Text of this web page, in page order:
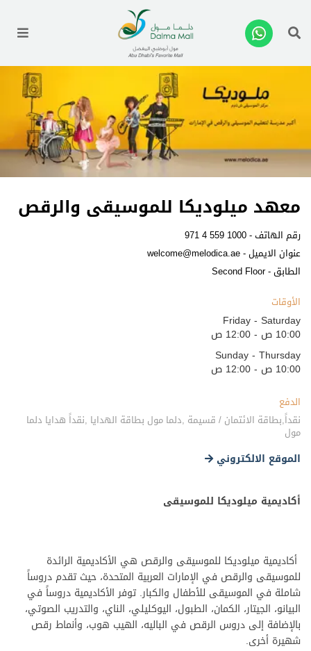
معهد ميلوديكا للموسيقى والرقص
رقم الهاتف -971 4 559 1000
عنوان الايميل -welcome@melodica.ae
الطابق - Second Floor
الأوقات
Friday - Saturday
10:00 ص - 12:00 ص
Sunday - Thursday
10:00 ص - 12:00 ص
الدفع
نقداً,بطاقة الائتمان / قسيمة ,دلما مول بطاقة الهدايا ,نقداً هدايا دلما
مول
الموقع الالكتروني
أكاديمية ميلوديكا للموسيقى
أكاديمية ميلوديكا للموسيقى والرقص هي الأكاديمية الرائدة
للموسيقى والرقص في الإمارات العربية المتحدة، حيث تقدم دروساً
شاملة في الموسيقى للأطفال والكبار. توفر الأكاديمية دروساً في
البيانو، الجيتار، الكمان، الطبول، اليوكليلي، الناي، والتدريب الصوتي،
بالإضافة إلى دروس الرقص في الباليه، الهيب هوب، وأنماط رقص
شهيرة أخرى.